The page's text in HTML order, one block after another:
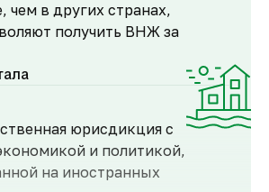
чем в других странах,
получить ВНЖ за
юрисдикция с
и политикой,
на иностранных